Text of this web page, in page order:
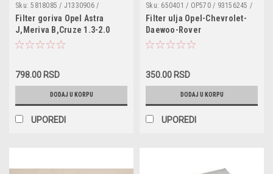
Sku: 5818085 / J1330906 /
FA5971ECO / F026402062 /
WF8428 / MG1662 / ADG02369 /
PU9001x / B3X009PR / 13263262
Filter goriva Opel Astra
J,Meriva B,Cruze 1.3-2.0
798.00 RSD
DODAJ U KORPU
UPOREDI
Sku: 650401 / OP570 / 93156245 /
94797406 / O2001
Filter ulja Opel-Chevrolet-
Daewoo-Rover
350.00 RSD
DODAJ U KORPU
UPOREDI